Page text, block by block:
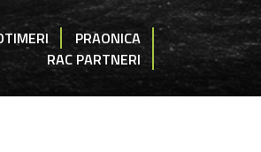
PRAONICA
RAC PARTNERI